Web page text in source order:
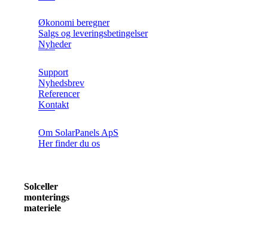
Økonomi beregner
Salgs og leveringsbetingelser
Nyheder
Support
Nyhedsbrev
Referencer
Kontakt
Om SolarPanels ApS
Her finder du os
Solceller
monterings
materiele